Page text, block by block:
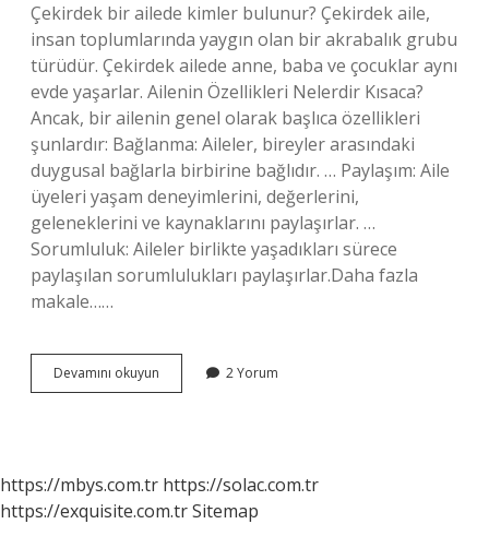
Çekirdek bir ailede kimler bulunur? Çekirdek aile,
insan toplumlarında yaygın olan bir akrabalık grubu
türüdür. Çekirdek ailede anne, baba ve çocuklar aynı
evde yaşarlar. Ailenin Özellikleri Nelerdir Kısaca?
Ancak, bir ailenin genel olarak başlıca özellikleri
şunlardır: Bağlanma: Aileler, bireyler arasındaki
duygusal bağlarla birbirine bağlıdır. … Paylaşım: Aile
üyeleri yaşam deneyimlerini, değerlerini,
geleneklerini ve kaynaklarını paylaşırlar. …
Sorumluluk: Aileler birlikte yaşadıkları sürece
paylaşılan sorumlulukları paylaşırlar.Daha fazla
makale……
Devamını okuyun Aşağıdakilerden
Hangisi
2 Yorum
https://mbys.com.tr https://solac.com.tr
https://exquisite.com.trSitemap